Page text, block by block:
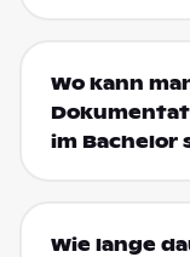
Wo kann
im Bachelor
Wie lange